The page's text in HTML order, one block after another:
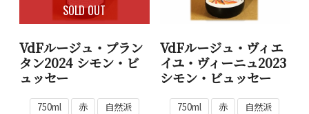
SOLD OUT
VdFルージュ・プラン
タン2024 シモン・ビ
ュッセー
750ml 赤 自然派
VdFルージュ・ヴィエ
イユ・ヴィーニュ2023
シモン・ビュッセー
750ml 赤 自然派